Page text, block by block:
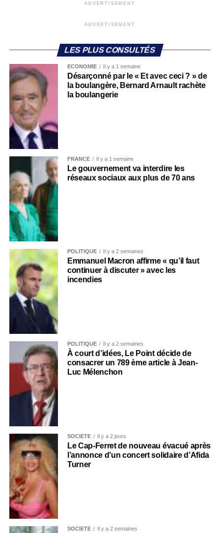
ADVERTISEMENT
ADVERTISEMENT
LES PLUS CONSULTÉS
ECONOMIE Il y a 1 semaine
Désarçonné par le « Et avec ceci ? » de
la boulangère, Bernard Arnault rachète
la boulangerie
FRANCE Il y a 1 semaine
Le gouvernement va interdire les
réseaux sociaux aux plus de 70 ans
POLITIQUE Il y a 2 semaines
Emmanuel Macron affirme « qu’il faut
continuer à discuter » avec les
incendies
POLITIQUE Il y a 2 semaines
À court d’idées, Le Point décide de
consacrer un 789 ème article à Jean-
Luc Mélenchon
SOCIÉTÉ Il y a 2 jours
Le Cap-Ferret de nouveau évacué après
l’annonce d’un concert solidaire d’Afida
Turner
SOCIÉTÉ Il y a 2 semaines